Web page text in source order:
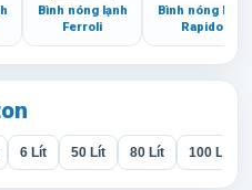
Bình nóng lạnh
Ferroli
Bình nóng lạnh
Rapido
6 Lít 50 Lít 80 Lít 100 Lít